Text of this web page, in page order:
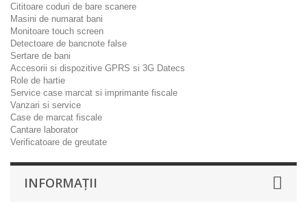
Cititoare coduri de bare scanere
Masini de numarat bani
Monitoare touch screen
Detectoare de bancnote false
Sertare de bani
Accesorii si dispozitive GPRS si 3G Datecs
Role de hartie
Service case marcat si imprimante fiscale
Vanzari si service
Case de marcat fiscale
Cantare laborator
Verificatoare de greutate
INFORMAŢII